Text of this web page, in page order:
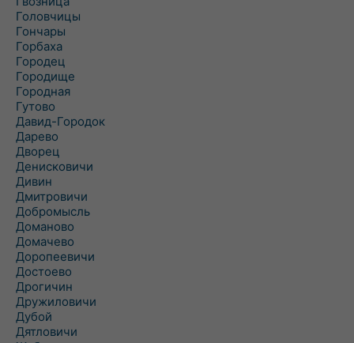
Головчицы
Гончары
Горбаха
Городец
Городище
Городная
Гутово
Давид-Городок
Дарево
Дворец
Денисковичи
Дивин
Дмитровичи
Добромысль
Доманово
Домачево
Доропеевичи
Достоево
Дрогичин
Дружиловичи
Дубой
Дятловичи